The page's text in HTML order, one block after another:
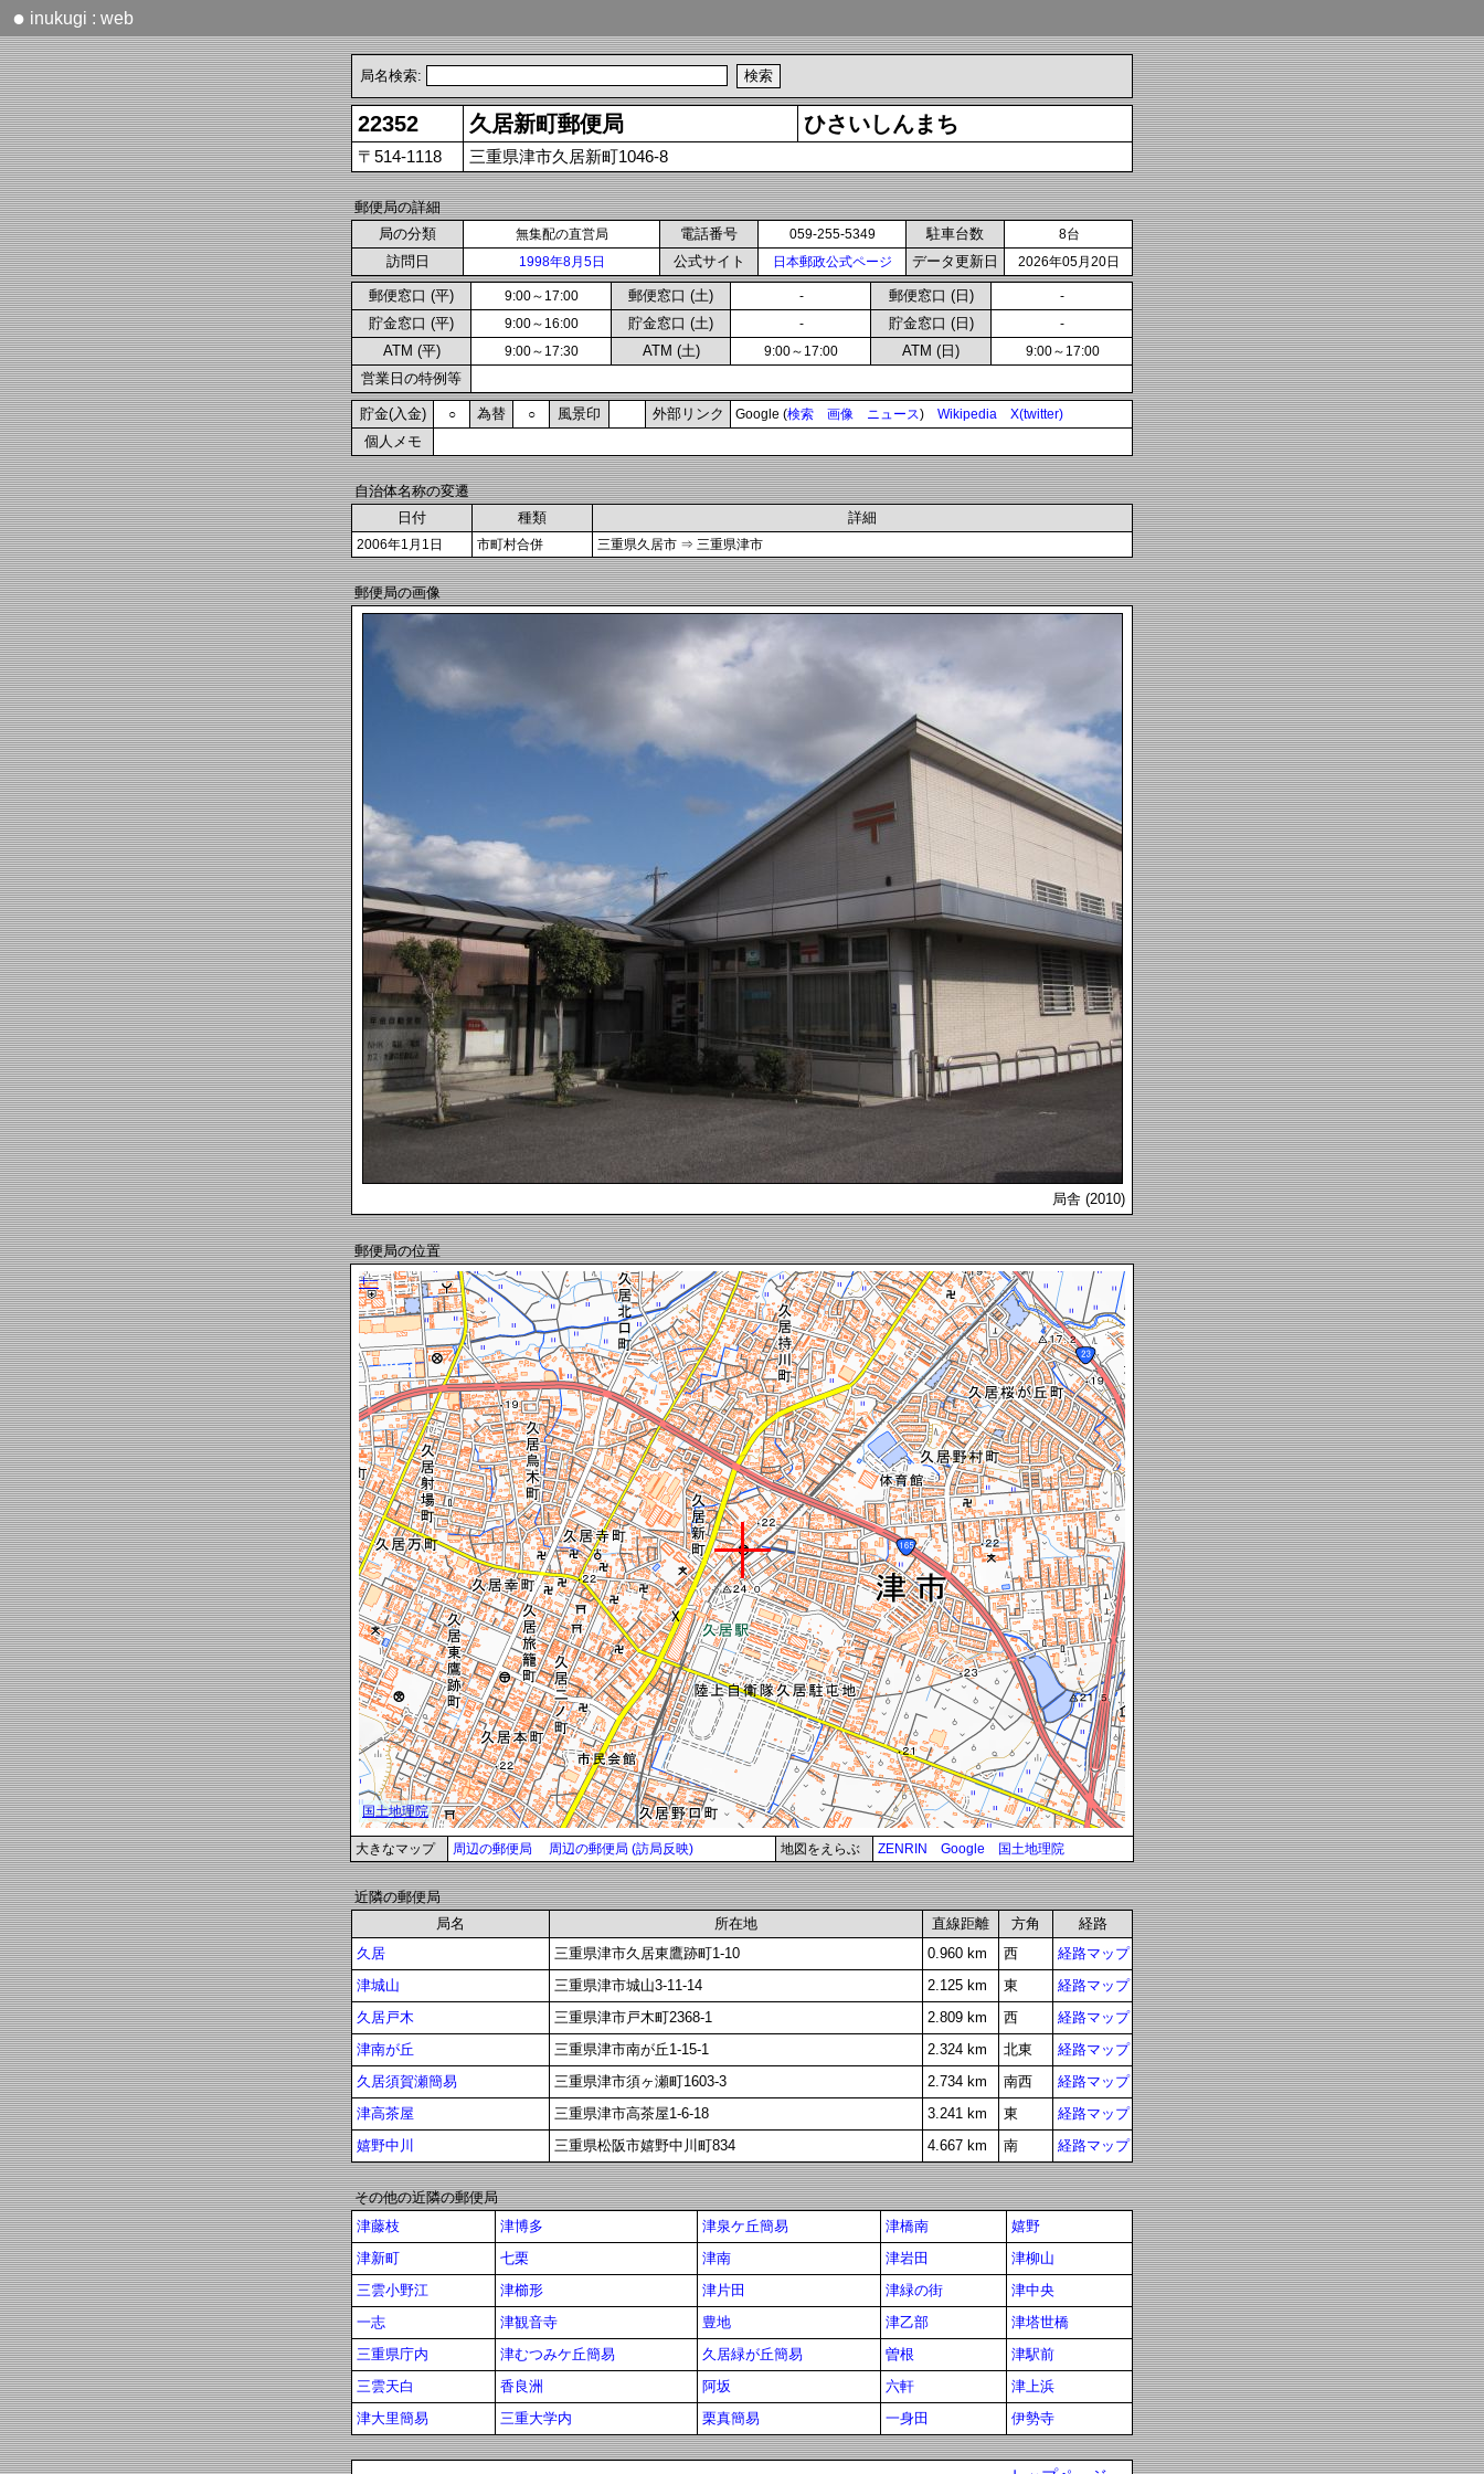
● inukugi : web
局名検索:
22352 久居新町郵便局 ひさいしんまち
〒514-1118 三重県津市久居新町1046-8
郵便局の詳細
局の分類
無集配の直営局 電話番号 059-255-5349 駐車台数 8台
訪問日 1998年8月5日 公式サイト 日本郵政公式ページ データ更新日 2026年05月20日
郵便窓口 (平) 9:00～17:00 郵便窓口 (土) - 郵便窓口 (日) -
貯金窓口 (平) 9:00～16:00 貯金窓口 (土) - 貯金窓口 (日) -
ATM (平) 9:00～17:30 ATM (土) 9:00～17:00 ATM (日) 9:00～17:00
営業日の特例等
貯金(入金) ○ 為替 ○ 風景印 外部リンク Google (検索 画像 ニュース) Wikipedia X(twitter)
個人メモ
自治体名称の変遷
日付
種類 詳細
2006年1月1日 市町村合併 三重県久居市 ⇒ 三重県津市
郵便局の画像
局舎 (2010)
郵便局の位置
大きなマップ 周辺の郵便局 周辺の郵便局 (訪局反映) 地図をえらぶ ZENRIN Google 国土地理院
近隣の郵便局
局名
所在地 直線距離 方角
経路
久居
三重県津市久居東鷹跡町1-10 0.960 km 西
経路マップ
津城山
三重県津市城山3-11-14 2.125 km 東
経路マップ
久居戸木
三重県津市戸木町2368-1 2.809 km 西
経路マップ
津南が丘
三重県津市南が丘1-15-1 2.324 km 北東
経路マップ
久居須賀瀬簡易
三重県津市須ヶ瀬町1603-3 2.734 km 南西
経路マップ
津高茶屋
三重県津市高茶屋1-6-18 3.241 km 東
経路マップ
嬉野中川
三重県松阪市嬉野中川町834 4.667 km 南 経路マップ
その他の近隣の郵便局
津藤枝
津博多 津泉ケ丘簡易 津橋南
嬉野
津新町
七栗 津南 津岩田
津柳山
三雲小野江
津櫛形 津片田 津緑の街
津中央
一志
津観音寺 豊地 津乙部
津塔世橋
三重県庁内
津むつみケ丘簡易 久居緑が丘簡易 曽根
津駅前
三雲天白
香良洲 阿坂 六軒
津上浜
津大里簡易
三重大学内 栗真簡易 一身田 伊勢寺